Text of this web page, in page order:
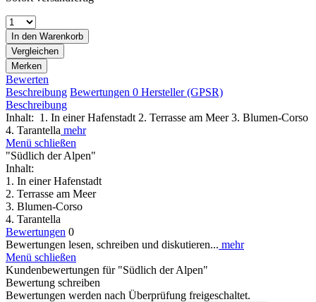
In den Warenkorb
Vergleichen
Merken
Bewerten
Beschreibung Bewertungen 0 Hersteller (GPSR)
Beschreibung
Inhalt: 1. In einer Hafenstadt 2. Terrasse am Meer 3. Blumen-Corso
4. Tarantella mehr
Menü schließen
"Südlich der Alpen"
Inhalt:
1. In einer Hafenstadt
2. Terrasse am Meer
3. Blumen-Corso
4. Tarantella
Bewertungen 0
Bewertungen lesen, schreiben und diskutieren... mehr
Menü schließen
Kundenbewertungen für "Südlich der Alpen"
Bewertung schreiben
Bewertungen werden nach Überprüfung freigeschaltet.